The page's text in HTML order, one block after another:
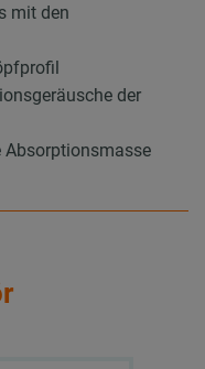
mit den
der
Absorptionsmasse